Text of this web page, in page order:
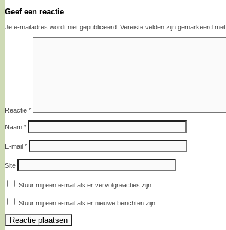
Geef een reactie
Je e-mailadres wordt niet gepubliceerd. Vereiste velden zijn gemarkeerd met
Reactie *
Naam *
E-mail *
Site
Stuur mij een e-mail als er vervolgreacties zijn.
Stuur mij een e-mail als er nieuwe berichten zijn.